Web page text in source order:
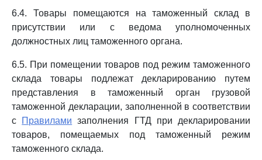
6.4. Товары помещаются на таможенный склад в
присутствии или с ведома уполномоченных
должностных лиц таможенного органа.
6.5. При помещении товаров под режим таможенного
склада товары подлежат декларированию путем
представления в таможенный орган грузовой
таможенной декларации, заполненной в соответствии
с
Правилами заполнения ГТД при декларировании
товаров, помещаемых под таможенный режим
таможенного склада.